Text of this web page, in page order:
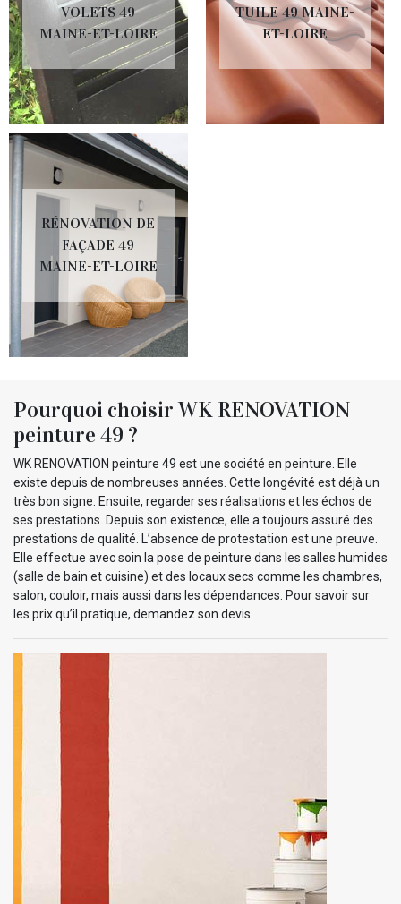
VOLETS 49
MAINE-ET-LOIRE
TUILE 49 MAINE-
ET-LOIRE
RÉNOVATION DE
FAÇADE 49
MAINE-ET-LOIRE
Pourquoi choisir WK RENOVATION
peinture 49 ?
WK RENOVATION peinture 49 est une société en peinture. Elle
existe depuis de nombreuses années. Cette longévité est déjà un
très bon signe. Ensuite, regarder ses réalisations et les échos de
ses prestations. Depuis son existence, elle a toujours assuré des
prestations de qualité. L’absence de protestation est une preuve.
Elle effectue avec soin la pose de peinture dans les salles humides
(salle de bain et cuisine) et des locaux secs comme les chambres,
salon, couloir, mais aussi dans les dépendances. Pour savoir sur
les prix qu’il pratique, demandez son devis.